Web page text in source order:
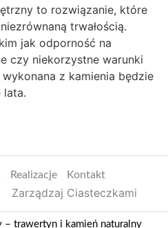
to rozwiązanie, które
trwałością.
jak odporność na
czy niekorzystne warunki
z kamienia będzie
lata.
Realizacje
Kontakt
Zarządzaj Ciasteczkami
trawertyn i kamień naturalny